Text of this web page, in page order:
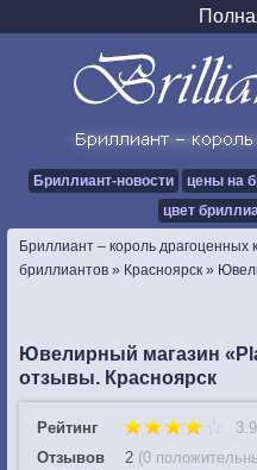
Бриллиант-новости цены на
цвет
Бриллиант – король драгоценных
бриллиантов » Красноярск »
Ювелирный магазин
отзывы. Красноярск
Рейтинг
Отзывов
2 (0